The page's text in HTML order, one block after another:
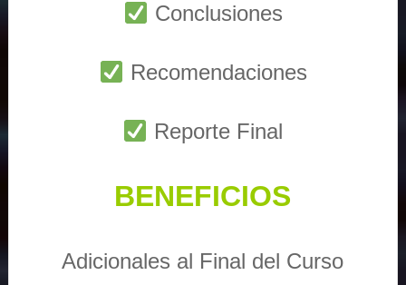
Conclusiones
Recomendaciones
Reporte Final
BENEFICIOS
Adicionales al Final del Curso